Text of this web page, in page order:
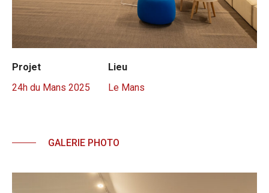
Projet
24h du Mans 2025
Lieu
Le Mans
GALERIE PHOTO